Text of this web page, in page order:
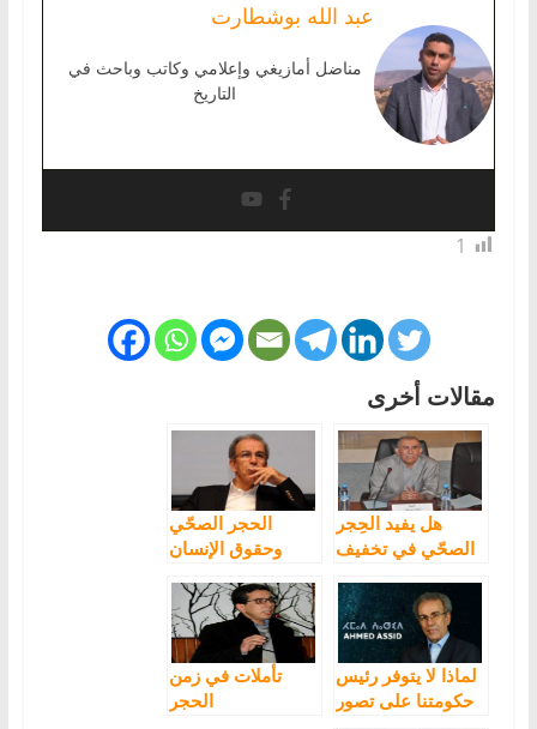
عبد الله بوشطارت
مناضل أمازيغي وإعلامي وكاتب وباحث في
التاريخ
1
مقالات أخرى
هل يفيد الحِجر
الصحّي في تخفيف
الأمازيغية؟
الحجر الصحّي
وحقوق الإنسان
لماذا لا يتوفر رئيس
حكومتنا على تصور
تأملات في زمن
الحجر